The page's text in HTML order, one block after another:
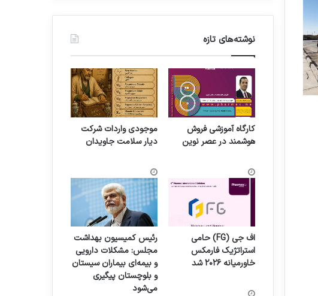
نوشته‌های تازه
کارگاه آموزشی فروش
هوشمند در عصر نوین
موجودی واردات شرکت
دیار سلامت جاویدان
اف جی (FG) حامی
استراتژیک فارمکس
خاورمیانه ۲۰۲۶ شد
رئیس کمیسیون بهداشت
مجلس: مشکلات دارویی
و بیمه‌ای بیماران سیستان
و بلوچستان پیگیری
می‌شود